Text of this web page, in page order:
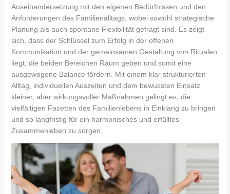
Auseinandersetzung mit den eigenen Bedürfnissen und den
Anforderungen des Familienalltags, wobei sowohl strategische
Planung als auch spontane Flexibilität gefragt sind. Es zeigt
sich, dass der Schlüssel zum Erfolg in der offenen
Kommunikation und der gemeinsamen Gestaltung von Ritualen
liegt, die beiden Bereichen Raum geben und somit eine
ausgewogene Balance fördern. Mit einem klar strukturierten
Alltag, individuellen Auszeiten und dem bewussten Einsatz
kleiner, aber wirkungsvoller Maßnahmen gelingt es, die
vielfältigen Facetten des Familienlebens in Einklang zu bringen
und so langfristig für ein harmonisches und erfülltes
Zusammenleben zu sorgen.